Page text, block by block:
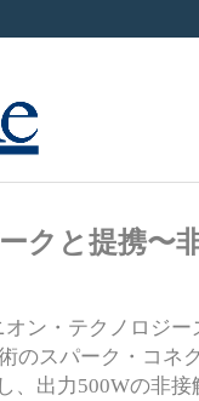
クと提携〜
ン・テクノロジー
のスパーク・コネ
、出力500Wの非